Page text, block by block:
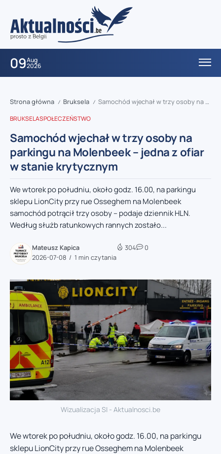
09Aug
2026
Strona główna / Bruksela / Samochód wjechał w trzy osoby na parkingu na Molenbeek – jedna z ofiar w stanie krytycznym
BRUKSELASPOŁECZEŃSTWO
Samochód wjechał w trzy osoby na
parkingu na Molenbeek – jedna z ofiar
w stanie krytycznym
We wtorek po południu, około godz. 16.00, na parkingu
sklepu LionCity przy rue Osseghem na Molenbeek
samochód potrącił trzy osoby – podaje dziennik HLN.
Według służb ratunkowych rannych zostało...
Mateusz Kapica
2026-07-08
1 min czytania
304 0
Wizualizacja SI - Aktualnosci.be
We wtorek po południu, około godz. 16.00, na parkingu
sklepu LionCity przy rue Osseghem na Molenbeek